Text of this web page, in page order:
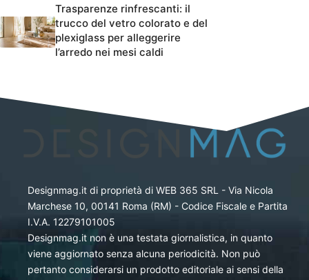
Trasparenze rinfrescanti: il
trucco del vetro colorato e del
plexiglass per alleggerire
l’arredo nei mesi caldi
Designmag.it di proprietà di WEB 365 SRL - Via Nicola
Marchese 10, 00141 Roma (RM) - Codice Fiscale e Partita
I.V.A. 12279101005
Designmag.it non è una testata giornalistica, in quanto
viene aggiornato senza alcuna periodicità. Non può
pertanto considerarsi un prodotto editoriale ai sensi della